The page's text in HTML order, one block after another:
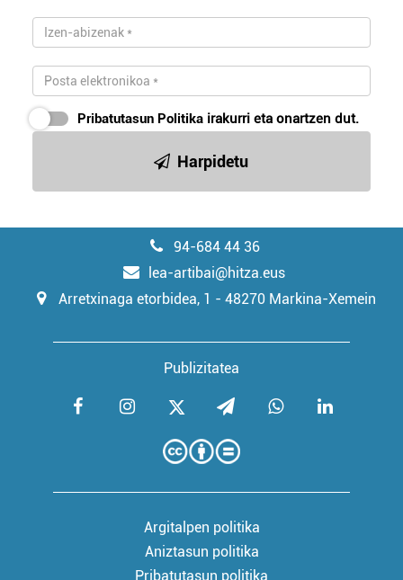
Pribatutasun Politika irakurri eta onartzen dut.
Harpidetu
94-684 44 36
lea-artibai@hitza.eus
Arretxinaga etorbidea, 1 - 48270 Markina-Xemein
Publizitatea
Argitalpen politika
Aniztasun politika
Pribatutasun politika